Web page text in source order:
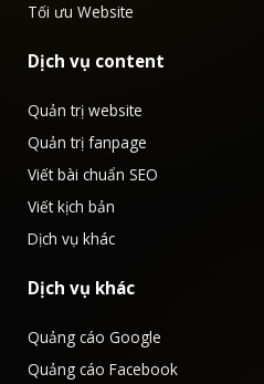
Tối ưu Website
Dịch vụ content
Quản trị website
Quản trị fanpage
Viết bài chuẩn SEO
Viết kịch bản
Dịch vụ khác
Dịch vụ khác
Quảng cáo Google
Quảng cáo Facebook